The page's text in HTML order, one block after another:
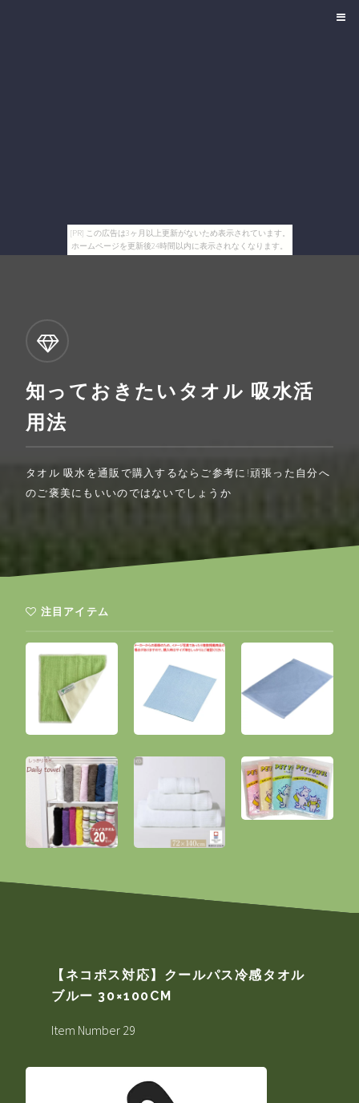
[PR] この広告は3ヶ月以上更新がないため表示されています。
ホームページを更新後24時間以内に表示されなくなります。
知っておきたいタオル 吸水活
用法
タオル 吸水を通販で購入するならご参考に!頑張った自分へ
のご褒美にもいいのではないでしょうか
注目アイテム
【ネコポス対応】クールパス冷感タオル
ブルー 30×100CM
Item Number 29